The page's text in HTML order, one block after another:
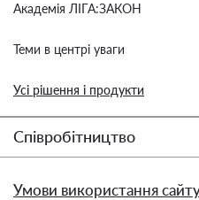
Академія ЛІГА:ЗАКОН
Теми в центрі уваги
Усі рішення і продукти
Співробітництво
Умови використання